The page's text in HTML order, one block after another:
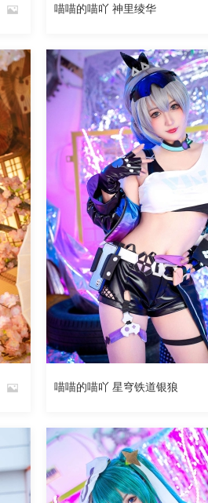
回复
魅丝社
960
喵喵的喵吖 神里绫华
魅丝社
喵喵的喵吖 星穹铁道银狼